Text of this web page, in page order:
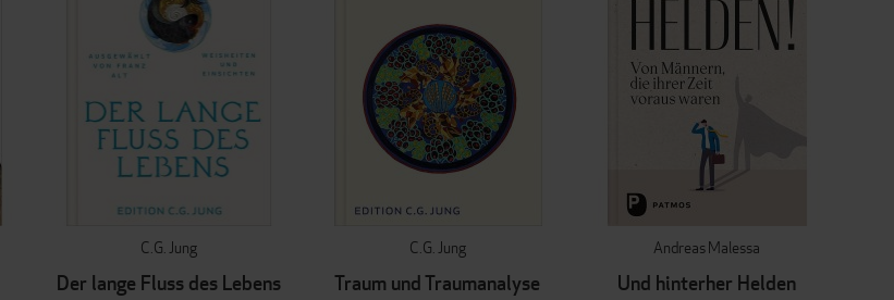
C.G. Jung
Der lange Fluss des Lebens
C.G. Jung
Traum und Traumanalyse
Andreas Malessa
Und hinterher Helden